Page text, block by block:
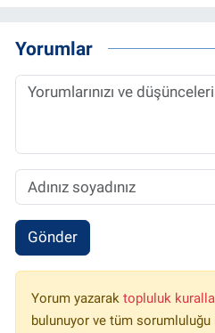
Yorumlar
Gönder
Yorum yazarak topluluk
bulunuyor ve tüm sorumluluğu